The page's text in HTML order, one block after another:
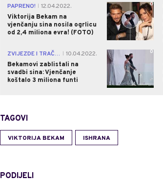
PAPRENO!
12.04.2022.
Viktorija Bekam na
vjenčanju sina nosila ogrlicu
od 2,4 miliona evra! (FOTO)
0
ZVIJEZDE I TRAČEVI
10.04.2022.
Bekamovi zablistali na
svadbi sina: Vjenčanje
koštalo 3 miliona funti
0
TAGOVI
VIKTORIJA BEKAM ISHRANA
PODIJELI